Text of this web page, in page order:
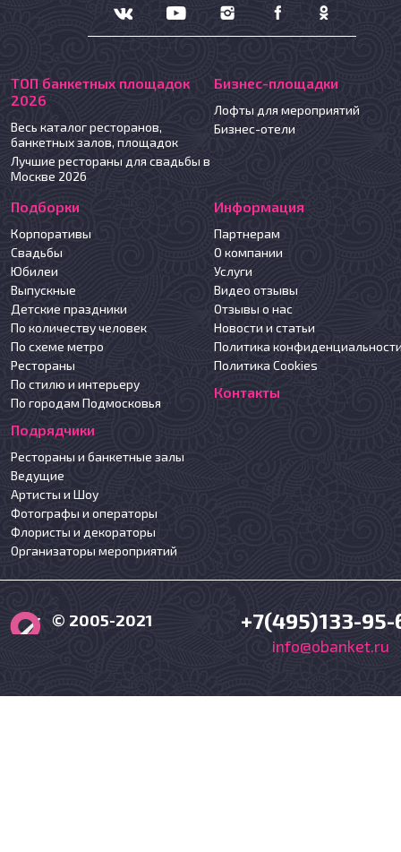
ТОП банкетных площадок
2026
Весь каталог ресторанов,
банкетных залов, площадок
Лучшие рестораны для свадьбы в
Москве 2026
Бизнес-площадки
Лофты для мероприятий
Бизнес-отели
Подборки
Корпоративы
Свадьбы
Юбилеи
Выпускные
Детские праздники
По количеству человек
По схеме метро
Рестораны
По стилю и интерьеру
По городам Подмосковья
Подрядчики
Рестораны и банкетные залы
Ведущие
Артисты и Шоу
Фотографы и операторы
Флористы и декораторы
Организаторы мероприятий
Информация
Партнерам
О компании
Услуги
Видео отзывы
Отзывы о нас
Новости и статьи
Политика
Политика Cookies
Контакты
© 2005-2021 +7(495)133-95-
info@obanket.ru